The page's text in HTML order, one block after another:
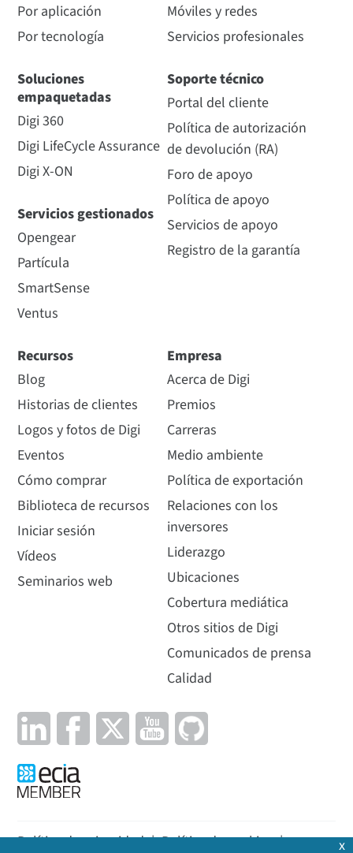
Por aplicación
Por tecnología
Soluciones
empaquetadas
Digi 360
Digi LifeCycle Assurance
Digi X-ON
Servicios gestionados
Opengear
Partícula
SmartSense
Ventus
Móviles y redes
Servicios profesionales
Soporte técnico
Portal del cliente
Política de autorización
de devolución (RA)
Foro de apoyo
Política de apoyo
Servicios de apoyo
Registro de la garantía
Recursos
Blog
Historias de clientes
Logos y fotos de Digi
Eventos
Cómo comprar
Biblioteca de recursos
Iniciar sesión
Vídeos
Seminarios web
Empresa
Acerca de Digi
Premios
Carreras
Medio ambiente
Política de exportación
Relaciones con los
inversores
Liderazgo
Ubicaciones
Cobertura mediática
Otros sitios de Digi
Comunicados de prensa
Calidad
Política de privacidad | Política de cookies | x